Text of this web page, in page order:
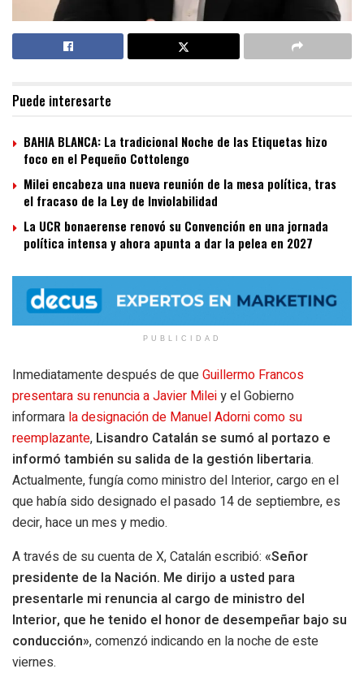
Puede interesarte
BAHIA BLANCA: La tradicional Noche de las Etiquetas hizo
foco en el Pequeño Cottolengo
Milei encabeza una nueva reunión de la mesa política, tras
el fracaso de la Ley de Inviolabilidad
La UCR bonaerense renovó su Convención en una jornada
política intensa y ahora apunta a dar la pelea en 2027
PUBLICIDAD
Inmediatamente después de queGuillermo Francos
presentara su renuncia a Javier Mileiy el Gobierno
informara la designación de Manuel Adorni como su
reemplazante, Lisandro Catalán se sumó al portazo e
informó también su salida de la gestión libertaria.
Actualmente, fungía como ministro del Interior,cargo en el
que había sido designado el pasado 14 de septiembre, es
decir, hace un mes y medio.
A través de su cuenta de X, Catalán escribió: «Señor
presidente de la Nación. Me dirijo a usted para
presentarle mi renuncia al cargo de ministro del
Interior, que he tenido el honor de desempeñar bajo su
conducción», comenzó indicando en la noche de este
viernes.